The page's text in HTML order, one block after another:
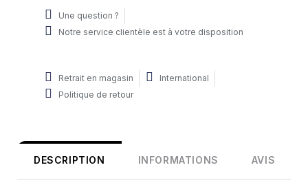
Une question ?
Notre service clientèle est à votre disposition
Retrait en magasin
International
Politique de retour
DESCRIPTION INFORMATIONS AVIS